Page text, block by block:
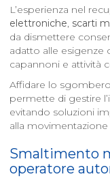
L’esperienza nel
elettroniche, scarti
da dismettere
adatto alle esigenze
capannoni e attività
Affidare lo
permette di gestire
evitando soluzioni
alla
Smaltimento
operatore